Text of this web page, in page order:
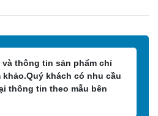
thông tin sản phẩm chỉ
khách có nhu cầu
thông tin theo mẫu bên